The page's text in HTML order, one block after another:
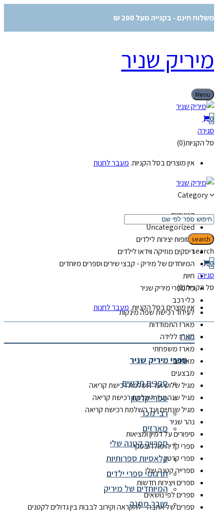
משלוח חינם - בקנייה מעל 200 ₪
מיריק שניר
Menu
0
סגירה
סל הקניות(0)
אין מוצרים בסל הקניות. מעבר לחנות
Category
קטגוריות
Uncategorized
אסופות יצירות לילדים
דיסקים מוזיקה ווידאו לילדים
המיוחדים של מיריק - קבצי שירים וספרים מיוחדים
חיות
כל ספרי מיריק שניר
כלי רכב
לעידוד רכישת שפה מינקות
מארז התמודדות
מארז ללידה
מארז משפחתי
מארזים
מבצעים
מגיל שלוש ועד השלמת רכישת קריאה
מגיל שנה ועד השלמת רכישת קריאה
מגיל שנתיים ועד השלמת רכישת קריאה
נהר שניר
סיפורים על דמיון ומציאות
ספרי קדיה מולדובסקי
ספרי קרטון
ספרייה קטנה שלי
ספרים ויצירות חדשות
ספרים לפי נושאים
ספרים של אהבה - להקראה וקירוב לבבות בין גדולים לקטנים
search
search
0
סגירה
סל הקניות(0)
אין מוצרים בסל הקניות. מעבר לחנות
חנות
ספרי מיריק שניר
ספרים חדשים
ספרי קרטון
רבי מכר
מארזים
ספרייה קטנה שלי
קלאסיות ספרותיות
תרגומי ספרי ילדים
המיוחדים של מיריק
שובר מתנה